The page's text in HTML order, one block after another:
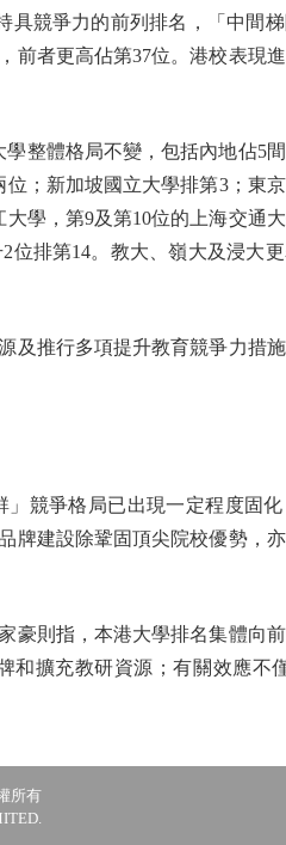
具競爭力的前列排名，「中間
前者更高佔第37位。港校表現
整體格局不變，包括內地佔5
；新加坡國立大學排第3；東
學，第9及第10位的上海交通
位排第14。教大、嶺大及浸大
推行多項提升教育競爭力措
競爭格局已出現一定程度固化
建設除鞏固頂尖院校優勢，亦
則指，本港大學排名集體向
和擴充教研資源；有關效應不
所有